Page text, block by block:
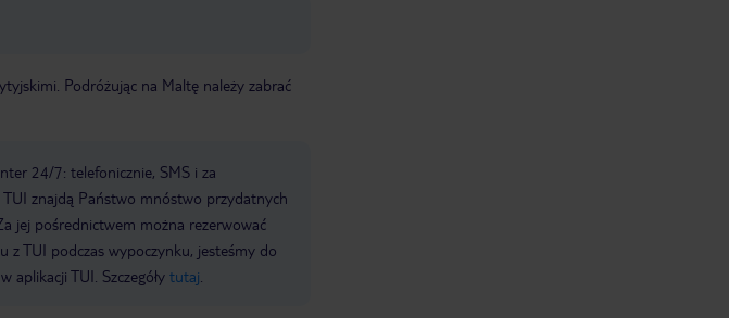
Podróżując na Maltę należy zabrać
24/7: telefonicznie, SMS i za
znajdą Państwo mnóstwo przydatnych
jej pośrednictwem można rezerwować
TUI podczas wypoczynku, jesteśmy do
aplikacji TUI. Szczegóły tutaj